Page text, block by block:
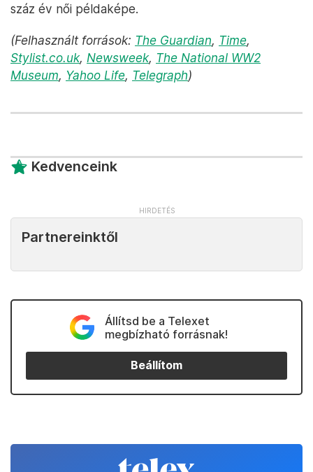
száz év női példaképe.
(Felhasznált források: The Guardian, Time,
Stylist.co.uk, Newsweek, The National WW2
Museum, Yahoo Life, Telegraph)
Kedvenceink
Partnereinktől
Állítsd be a Telexet
megbízható forrásnak!
Beállítom